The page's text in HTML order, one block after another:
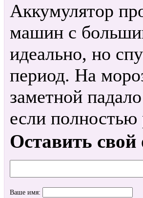
Аккумулятор
машин с
идеально, но
период. На
заметной
если полностью
Оставить свой
Ваше имя: